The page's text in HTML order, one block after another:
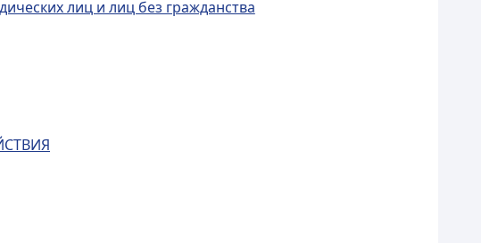
лиц и лиц без гражданства